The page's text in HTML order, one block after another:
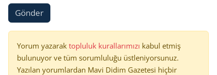
Gönder
Yorum yazarak topluluk kurallarımızı kabul etmiş
bulunuyor ve tüm sorumluluğu üstleniyorsunuz.
Yazılan yorumlardan Mavi Didim Gazetesi hiçbir